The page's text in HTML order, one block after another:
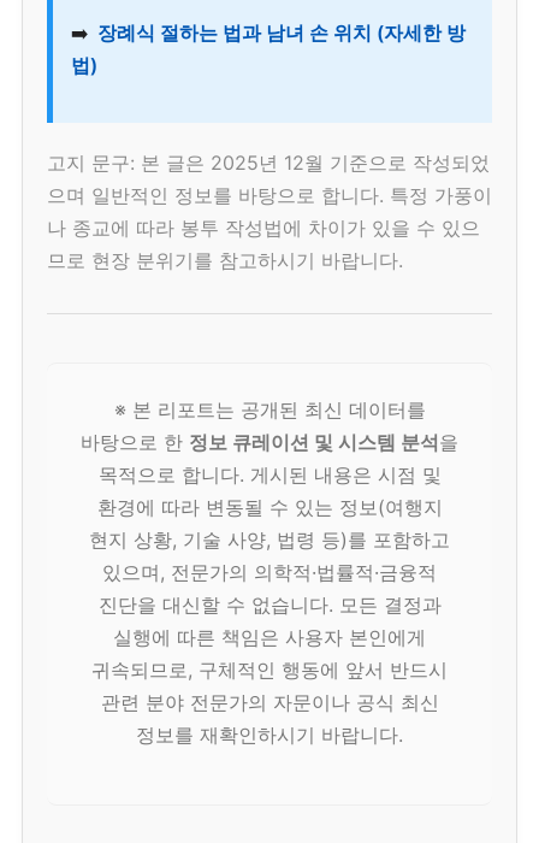
➡️ 장례식 절하는 법과 남녀 손 위치 (자세한 방
법)
고지 문구: 본 글은 2025년 12월 기준으로 작성되었
으며 일반적인 정보를 바탕으로 합니다. 특정 가풍이
나 종교에 따라 봉투 작성법에 차이가 있을 수 있으
므로 현장 분위기를 참고하시기 바랍니다.
※ 본 리포트는 공개된 최신 데이터를
바탕으로 한 정보 큐레이션 및 시스템 분석을
목적으로 합니다. 게시된 내용은 시점 및
환경에 따라 변동될 수 있는 정보(여행지
현지 상황, 기술 사양, 법령 등)를 포함하고
있으며, 전문가의 의학적·법률적·금융적
진단을 대신할 수 없습니다. 모든 결정과
실행에 따른 책임은 사용자 본인에게
귀속되므로, 구체적인 행동에 앞서 반드시
관련 분야 전문가의 자문이나 공식 최신
정보를 재확인하시기 바랍니다.